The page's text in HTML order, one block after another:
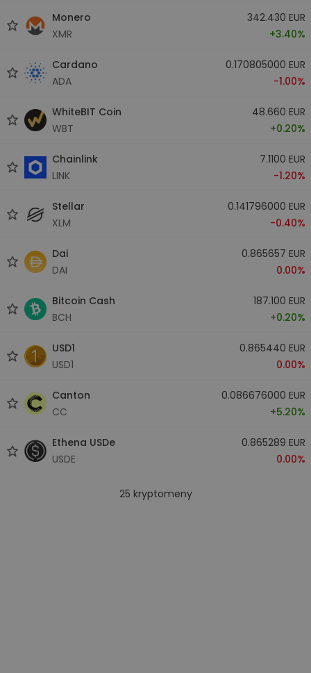
Monero
XMR
342.430 EUR
+3.40%
Cardano
ADA
0.170805000 EUR
-1.00%
WhiteBIT Coin
WBT
48.660 EUR
+0.20%
Chainlink
LINK
7.1100 EUR
-1.20%
Stellar
XLM
0.141796000 EUR
-0.40%
Dai
DAI
0.865657 EUR
0.00%
Bitcoin Cash
BCH
187.100 EUR
+0.20%
USD1
USD1
0.865440 EUR
0.00%
Canton
CC
0.086676000 EUR
+5.20%
Ethena USDe
USDE
0.865289 EUR
0.00%
25 kryptomeny